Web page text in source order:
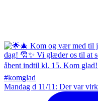
Mandag d 11/11: Der var